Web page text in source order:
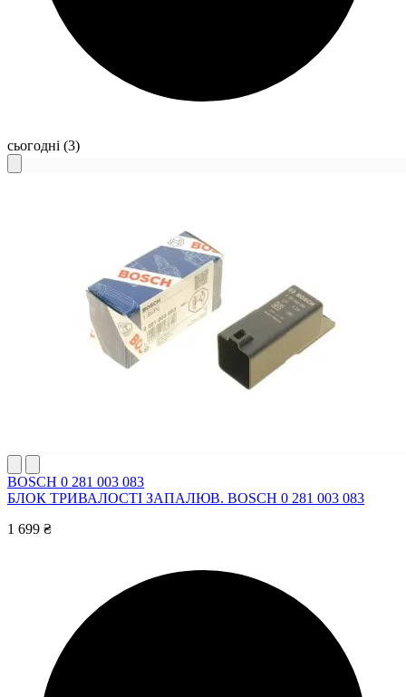
сьогодні (3)
BOSCH 0 281 003 083
БЛОК ТРИВАЛОСТІ ЗАПАЛЮВ. BOSCH 0 281 003 083
1 699 ₴